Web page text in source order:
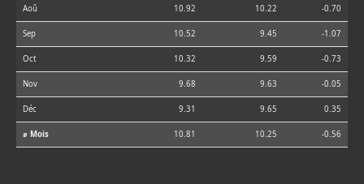
Aoû 10.92 10.22 -0.70
Sep 10.52 9.45 -1.07
Oct 10.32 9.59 -0.73
Nov 9.68 9.63 -0.05
Déc 9.31 9.65 0.35
⌀ Mois 10.81 10.25 -0.56